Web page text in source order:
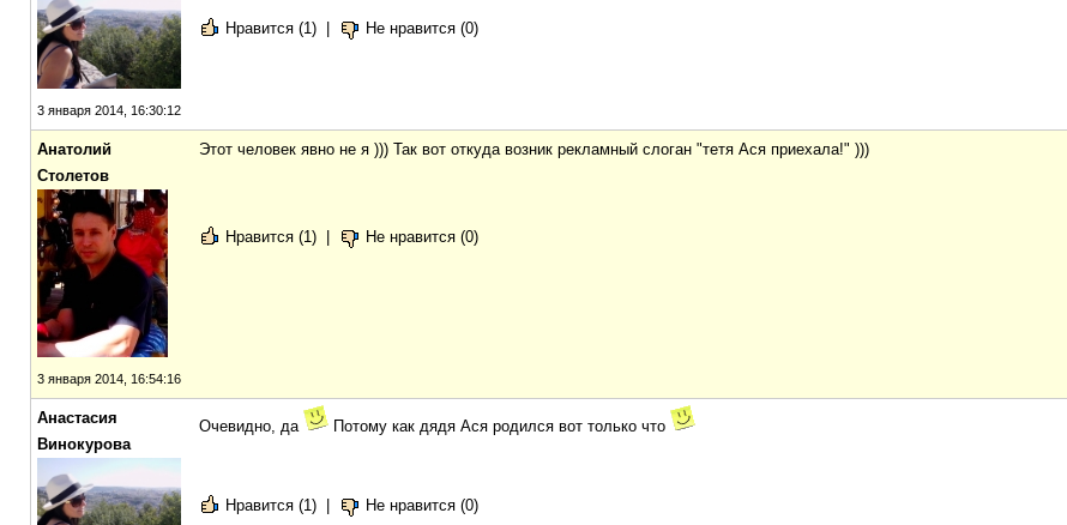
3 января 2014, 16:30:12
Нравится (1) Не нравится (0)
Анатолий
Столетов
3 января 2014, 16:54:16
Этот человек явно не я ))) Так вот откуда возник рекламный слоган "тетя Ася приехала!" )))
Нравится (1) Не нравится (0)
Анастасия
Винокурова
Очевидно, да Потому как дядя Ася родился вот только что
Нравится (1) Не нравится (0)